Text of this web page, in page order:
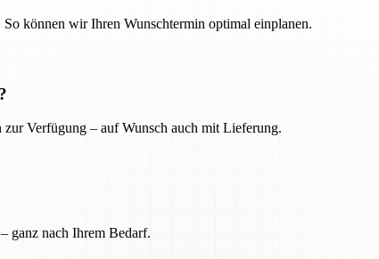
können wir Ihren Wunschtermin optimal einplanen.
Verfügung – auf Wunsch auch mit Lieferung.
ganz nach Ihrem Bedarf.